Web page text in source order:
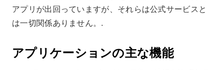
アプリが出回っていますが、それらは公式サービスと
は一切関係ありません。.
アプリケーションの主な機能